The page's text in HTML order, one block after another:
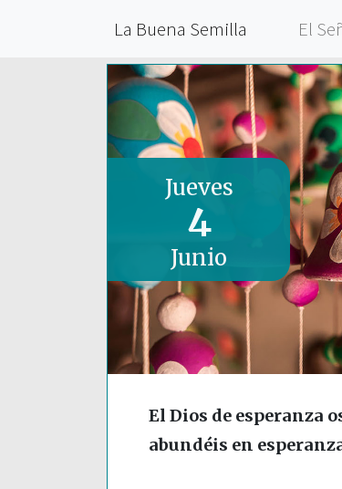
La Buena Semilla El
Jueves
4
Junio
El Dios de esperanza
abundéis en